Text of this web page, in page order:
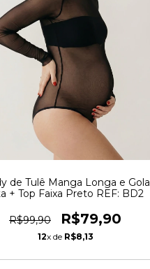
de Tulê Manga Longa e Gola
+ Top Faixa Preto REF: BD2
R$99,90 R$79,90
12x de R$8,13